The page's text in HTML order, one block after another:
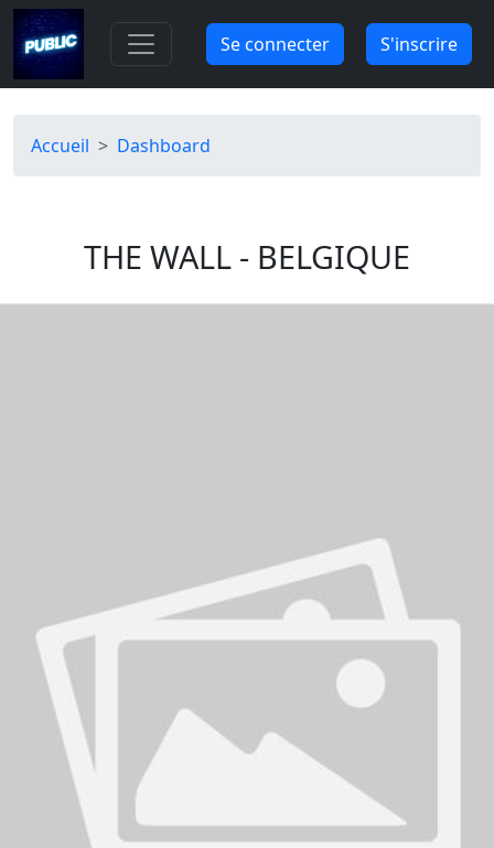
Aller au contenu principal
Se connecter
S'inscrire
Fil d'Ariane
Accueil Dashboard
THE WALL - BELGIQUE